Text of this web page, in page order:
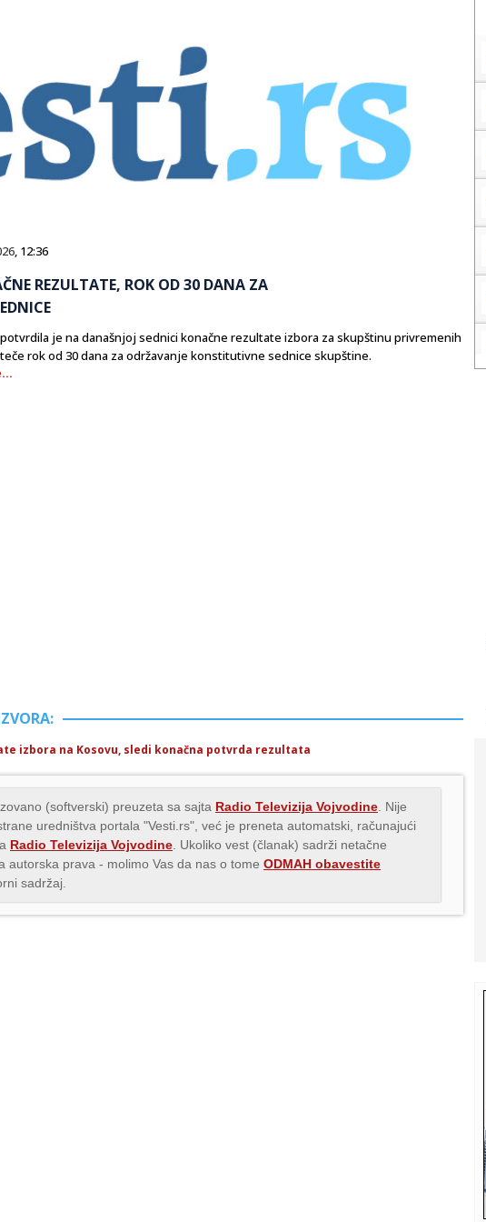
, 12:36
REZULTATE, ROK OD 30 DANA ZA
potvrdila je na današnjoj sednici konačne rezultate izbora za skupštinu privremenih
rok od 30 dana za održavanje konstitutivne sednice skupštine.
izbora na Kosovu, sledi konačna potvrda rezultata
(softverski) preuzeta sa sajta Radio Televizija Vojvodine . Nije
uredništva portala "Vesti.rs", već je preneta automatski, računajući
Radio Televizija Vojvodine . Ukoliko vest (članak) sadrži netačne
autorska prava - molimo Vas da nas o tome ODMAH obavestite
sadržaj.